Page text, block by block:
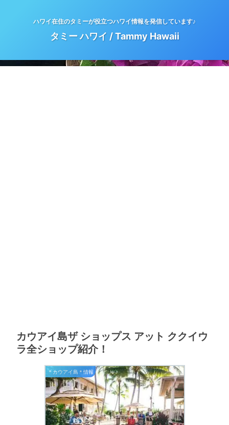
ハワイ在住のタミーが役立つハワイ情報を発信しています♪
タミー ハワイ / Tammy Hawaii
カウアイ島ザ ショップス アット ククイウ
ラ全ショップ紹介！
＊カウアイ島＊情報